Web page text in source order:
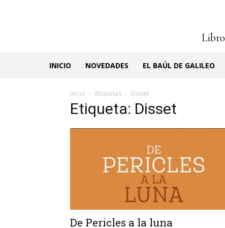
INICIO NOVEDADES EL BAÚL DE GALILEO
Inicio Etiquetas Disset
Etiqueta: Disset
De Pericles a la luna